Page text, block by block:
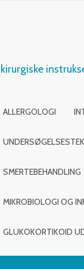
ALLERGOLOGI
SMERTEBEHANDLING
MIKROBIOLOGI OG
GLUKOKORTIKOID